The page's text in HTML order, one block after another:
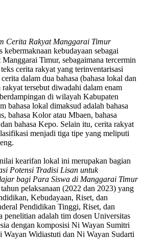
Cerita Rakyat Manggarai Timur
kebermaknaan kebudayaan sebagai
Timur, sebagaimana tercermin
cerita rakyat yang terinventarisasi
dalam dua bahasa (bahasa lokal dan
tersebut diwadahi dalam enam
di wilayah Kabupaten
bahasa lokal dimaksud adalah bahasa
bahasa Kolor atau Mbaen, bahasa
bahasa Kepo. Selain itu, cerita rakyat
menjadi tiga tipe yang meliputi
kearifan lokal ini merupakan bagian
Potensi Tradisi Lisan untuk
bagi Para Siswa di Manggarai Timur
pelaksanaan (2022 dan 2023) yang
Kebudayaan, Riset, dan
Pendidikan Tinggi, Riset, dan
penelitian adalah tim dosen Universitas
dengan komposisi Ni Wayan Sumitri
Wayan Widiastuti dan Ni Wayan Sudarti